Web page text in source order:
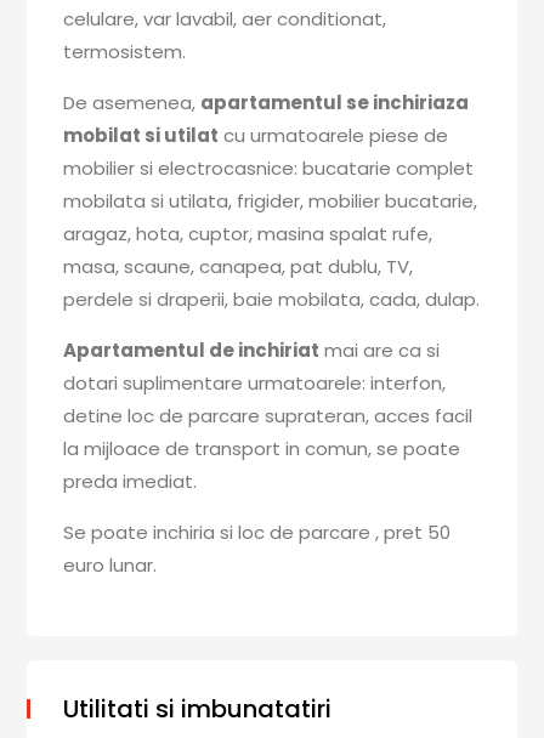
celulare, var lavabil, aer conditionat,
termosistem.
De asemenea, apartamentul se inchiriaza
mobilat si utilat cu urmatoarele piese de
mobilier si electrocasnice: bucatarie complet
mobilata si utilata, frigider, mobilier bucatarie,
aragaz, hota, cuptor, masina spalat rufe,
masa, scaune, canapea, pat dublu, TV,
perdele si draperii, baie mobilata, cada, dulap.
Apartamentul de inchiriat mai are ca si
dotari suplimentare urmatoarele: interfon,
detine loc de parcare suprateran, acces facil
la mijloace de transport in comun, se poate
preda imediat.
Se poate inchiria si loc de parcare , pret 50
euro lunar.
Utilitati si imbunatatiri